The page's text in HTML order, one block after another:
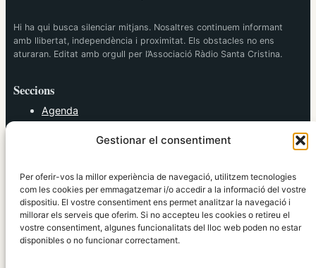
Gestionar el consentiment
Per oferir-vos la millor experiència de navegació, utilitzem tecnologies
com les cookies per emmagatzemar i/o accedir a la informació del vostre
dispositiu. El vostre consentiment ens permet analitzar la navegació i
millorar els serveis que oferim. Si no accepteu les cookies o retireu el
vostre consentiment, algunes funcionalitats del lloc web poden no estar
disponibles o no funcionar correctament.
Hi ha qui busca silenciar mitjans. Nosaltres continuem informant
amb llibertat, independència i proximitat. Els obstacles no ens
aturaran. Editat amb orgull per l’Associació Ràdio Santa Cristina.
Seccions
Agenda
Política
Societat
Tendències
elRidaura.com